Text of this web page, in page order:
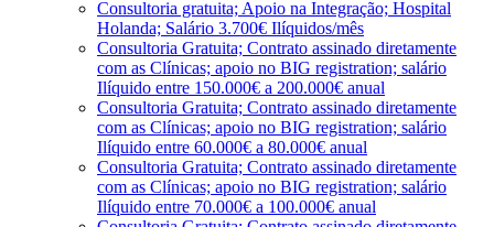
Consultoria gratuita; Apoio na Integração; Hospital
Holanda; Salário 3.700€ Ilíquidos/mês
Consultoria Gratuita; Contrato assinado diretamente
com as Clínicas; apoio no BIG registration; salário
Ilíquido entre 150.000€ a 200.000€ anual
Consultoria Gratuita; Contrato assinado diretamente
com as Clínicas; apoio no BIG registration; salário
Ilíquido entre 60.000€ a 80.000€ anual
Consultoria Gratuita; Contrato assinado diretamente
com as Clínicas; apoio no BIG registration; salário
Ilíquido entre 70.000€ a 100.000€ anual